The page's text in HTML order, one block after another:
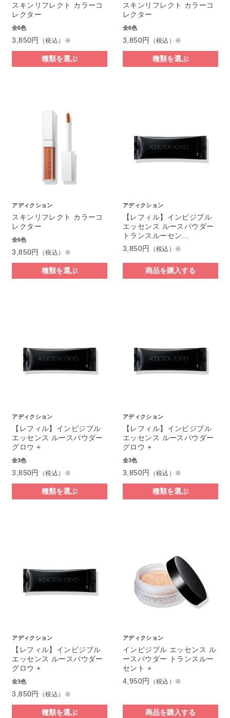
スキンリフレクト カラーコ
レクター
全6色
3,850円 （税込）※
種類を選ぶ
スキンリフレクト カラーコ
レクター
全6色
3,850円 （税込）※
種類を選ぶ
アディクション
スキンリフレクト カラーコ
レクター
全6色
3,850円 （税込）※
種類を選ぶ
アディクション
【レフィル】インビジブル
エッセンス ルースパウダー
トランスルーセン…
3,850円
（税込）※
商品を購入する
アディクション
【レフィル】インビジブル
エッセンス ルースパウダー
グロウ +
全3色
3,850円 （税込）※
種類を選ぶ
アディクション
【レフィル】インビジブル
エッセンス ルースパウダー
グロウ +
全3色
3,850円 （税込）※
種類を選ぶ
アディクション
【レフィル】インビジブル
エッセンス ルースパウダー
グロウ +
全3色
3,850円 （税込）※
種類を選ぶ
アディクション
インビジブル エッセンス ル
ースパウダー トランスルー
セント +
4,950円
（税込）※
商品を購入する